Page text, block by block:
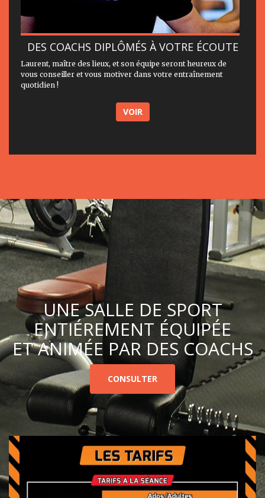
DES COACHS DIPLÔMÉS À VOTRE ÉCOUTE
Laurent, maître des lieux, et son équipe seront heureux de
vous conseiller et vous motiver dans votre entraînement
quotidien !
VOIR
UNE SALLE DE SPORT
ENTIÉREMENT ÉQUIPÉE
ET ANIMÉE PAR DES COACHS
CONSULTER